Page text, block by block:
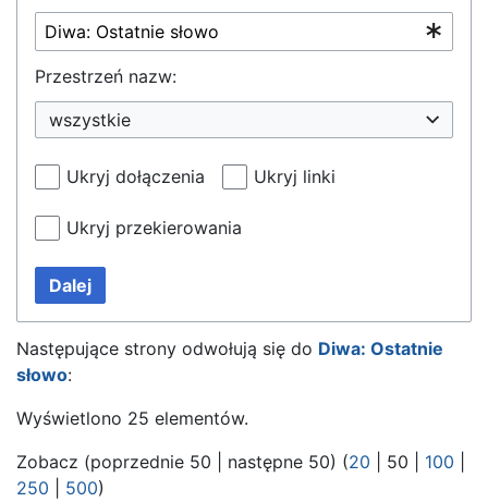
Przestrzeń nazw:
wszystkie
Ukryj dołączenia Ukryj linki
Ukryj przekierowania
Dalej
Następujące strony odwołują się do Diwa: Ostatnie
słowo:
Wyświetlono 25 elementów.
Zobacz (poprzednie 50 następne 50) (20 50 100
250
500)